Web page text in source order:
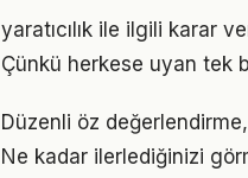
yaratıcılık ile ilgili karar
Çünkü herkese uyan tek
Düzenli öz
Ne kadar ilerlediğinizi